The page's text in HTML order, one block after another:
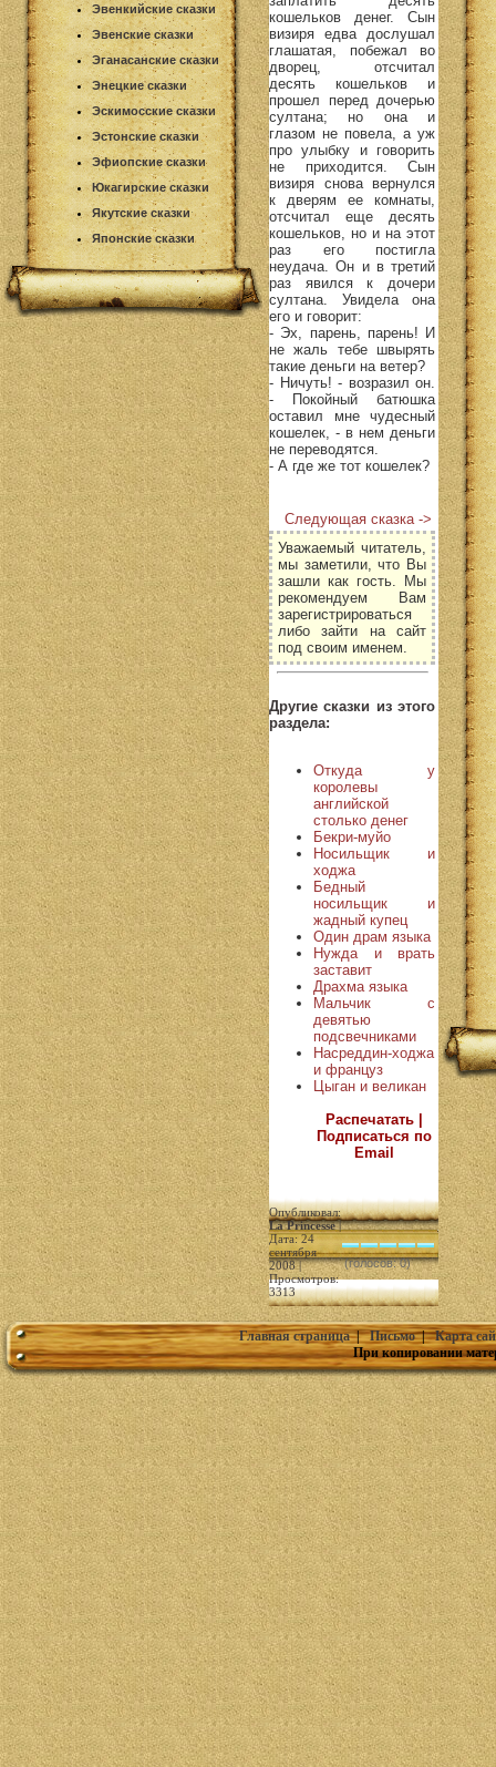
Эвенкийские сказки
Эвенские сказки
Эганасанские сказки
Энецкие сказки
Эскимосские сказки
Эстонские сказки
Эфиопские сказки
Юкагирские сказки
Якутские сказки
Японские сказки
кошельков денег. Сын
визиря едва дослушал
глашатая, побежал во
дворец, отсчитал
десять кошельков и
прошел перед дочерью
султана; но она и
глазом не повела, а уж
про улыбку и говорить
не приходится. Сын
визиря снова вернулся
к дверям ее комнаты,
отсчитал еще десять
кошельков, но и на этот
раз его постигла
неудача. Он и в третий
раз явился к дочери
султана. Увидела она
его и говорит:
- Эх, парень, парень! И
не жаль тебе швырять
такие деньги на ветер?
- Ничуть! - возразил он.
- Покойный батюшка
оставил мне чудесный
кошелек, - в нем деньги
не переводятся.
- А где же тот кошелек?
Следующая сказка ->
Уважаемый читатель,
мы заметили, что Вы
зашли как гость. Мы
рекомендуем Вам
зарегистрироваться
либо зайти на сайт
под своим именем.
Другие сказки из этого
раздела:
Откуда у
королевы
английской
столько денег
Бекри-муйо
Носильщик и
ходжа
Бедный
носильщик и
жадный купец
Один драм языка
Нужда и врать
заставит
Драхма языка
Мальчик с
девятью
подсвечниками
Насреддин-ходжа
и француз
Цыган и великан
Распечатать |
Подписаться по
Email
Опубликовал:
La Princesse|
Дата: 24
сентября
2008 |
Просмотров:
3313
(голосов: 0)
Главная страница|Письмо|Карта
При копировании